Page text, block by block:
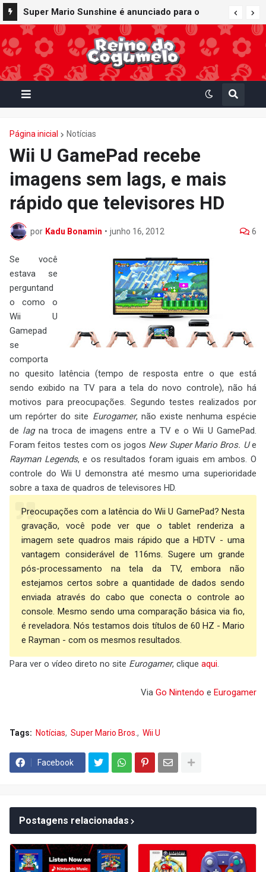
Super Mario Sunshine é anunciado para o
Nintendo GameCube - Nintendo Classics do
Nintendo Switch Online
Página inicial Notícias
Wii U GamePad recebe
imagens sem lags, e mais
rápido que televisores HD
por Kadu Bonamin • junho 16, 2012 6
Se você
estava se
perguntand
o como o
Wii U
Gamepad
se
comporta
no quesito latência (tempo de resposta entre o que está
sendo exibido na TV para a tela do novo controle), não há
motivos para preocupações. Segundo testes realizados por
um repórter do site Eurogamer, não existe nenhuma espécie
de lagna troca de imagens entre a TV e o Wii U GamePad.
Foram feitos testes com os jogos New Super Mario Bros. Ue
Rayman Legends, e os resultados foram iguais em ambos. O
controle do Wii U demonstra até mesmo uma superioridade
sobre a taxa de quadros de televisores HD.
Preocupações com a latência do Wii U GamePad? Nesta
gravação, você pode ver que o tablet renderiza a
imagem sete quadros mais rápido que a HDTV - uma
vantagem considerável de 116ms. Sugere um grande
pós-processamento na tela da TV, embora não
estejamos certos sobre a quantidade de dados sendo
enviada através do cabo que conecta o controle ao
console. Mesmo sendo uma comparação básica via fio,
é reveladora. Nós testamos dois títulos de 60 HZ - Mario
e Rayman - com os mesmos resultados.
Para ver o vídeo direto no site Eurogamer, clique aqui.
Via Go Nintendo e Eurogamer
Tags: Notícias Super Mario Bros. Wii U
Facebook
Postagens relacionadas